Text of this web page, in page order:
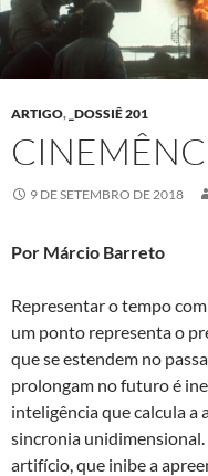
ARTIGO, _DOSSIÊ 201
9 DE SETEMBRO DE 2018
Por Márcio Barreto
Representar o tempo
um ponto representa o
que se estendem no
prolongam no futuro é
inteligência que calcula a
sincronia
artifício, que inibe a